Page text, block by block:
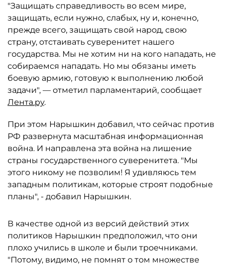
"Защищать справедливость во всем мире,
защищать, если нужно, слабых, ну и, конечно,
прежде всего, защищать свой народ, свою
страну, отстаивать суверенитет нашего
государства. Мы не хотим ни на кого нападать, не
собираемся нападать. Но мы обязаны иметь
боевую армию, готовую к выполнению любой
задачи", — отметил парламентарий, сообщает
Лента.ру.
При этом Нарышкин добавил, что сейчас против
РФ развернута масштабная информационная
война. И направлена эта война на лишение
страны государственного суверенитета. "Мы
этого никому не позволим! Я удивляюсь тем
западным политикам, которые строят подобные
планы", - добавил Нарышкин.
В качестве одной из версий действий этих
политиков Нарышкин предположил, что они
плохо учились в школе и были троечниками.
"Потому, видимо, не помнят о том множестве